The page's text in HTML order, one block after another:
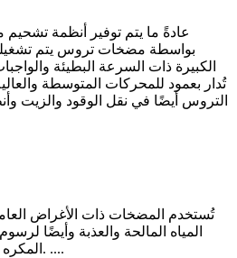
عادةً ما يتم توفير أنظمة
بواسطة مضخات تروس يتم
الكبيرة ذات السرعة البطيئة
تُدار بعمود للمحركات المتوسطة
التروس أيضًا في نقل الوقود والزيت
تُستخدم المضخات ذات الأغراض
المياه المالحة والعذبة وأيضًا
المكره من العمود بدون دعم سفلي. ....